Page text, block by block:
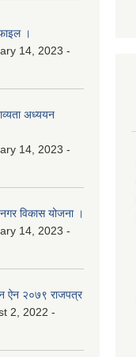
।
14, 2023 -
अध्ययन
14, 2023 -
विकास योजना ।
14, 2023 -
ऐन २०७९ राजपत्र
2, 2022 -